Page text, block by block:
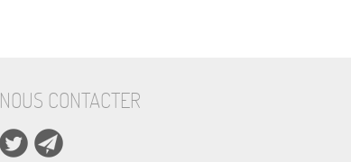
NOUS CONTACTER